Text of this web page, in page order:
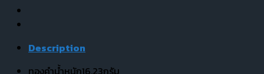
Description
ทองคำน้ำหนัก16.23กรัม